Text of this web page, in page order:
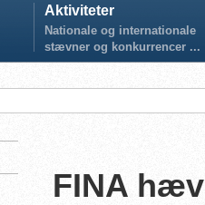
Aktiviteter
Nationale og internationale
stævner og konkurrencer ...
FINA